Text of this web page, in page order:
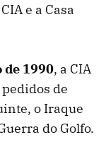
e a Casa
de 1990, a CIA
de
o Iraque
do Golfo.